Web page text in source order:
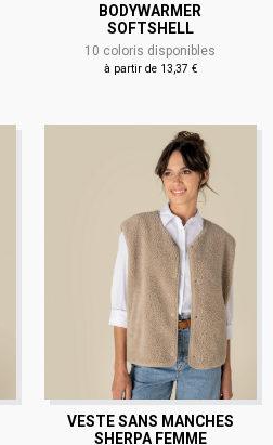
BODYWARMER
SOFTSHELL
10 coloris disponibles
à partir de 13,37 €
VESTE SANS MANCHES
SHERPA FEMME